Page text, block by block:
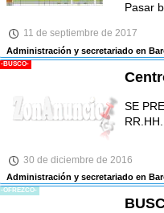
Pasar
11 de septiembre de 2017
Administración y secretariado en
-BUSCO-
SE
30 de diciembre de 2016
Administración y secretariado en
-OFREZCO-